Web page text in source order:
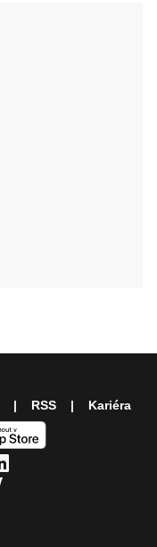
RSS Kariéra